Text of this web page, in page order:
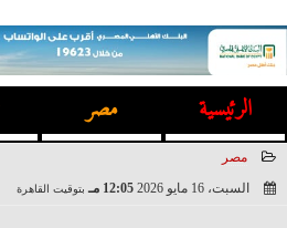
الرئيسية مصر
مصر
السبت، 16 مايو 2026
12:05 مـ بتوقيت القاهرة